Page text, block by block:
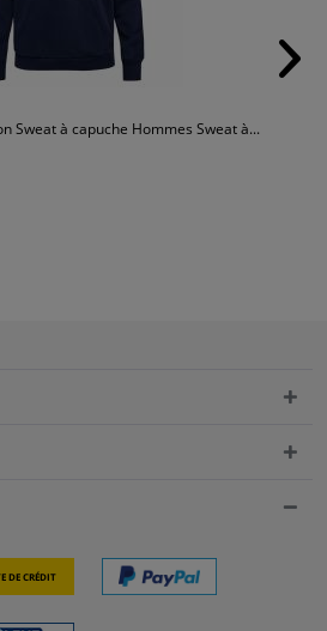
Sweat à capuche Hommes Sweat à...
de crédit